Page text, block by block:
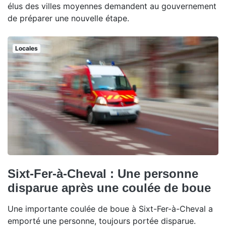
élus des villes moyennes demandent au gouvernement
de préparer une nouvelle étape.
Locales
Sixt-Fer-à-Cheval : Une personne
disparue après une coulée de boue
Une importante coulée de boue à Sixt-Fer-à-Cheval a
emporté une personne, toujours portée disparue.